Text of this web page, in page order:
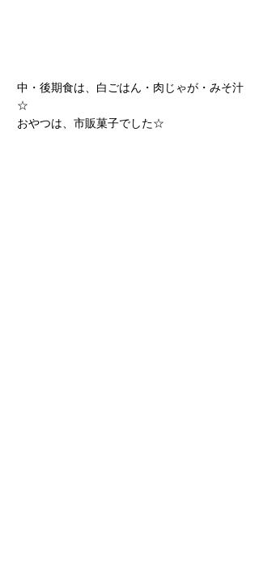
中・後期食は、白ごはん・肉じゃが・みそ汁
☆
おやつは、市販菓子でした☆